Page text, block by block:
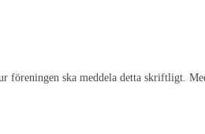
föreningen ska meddela detta skriftligt.